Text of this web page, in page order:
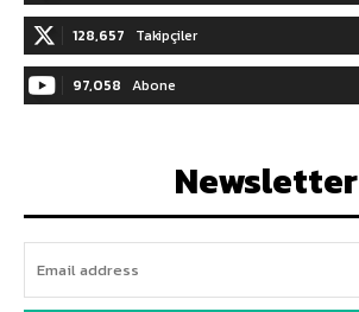
128,657 Takipçiler
97,058 Abone
Newsletter